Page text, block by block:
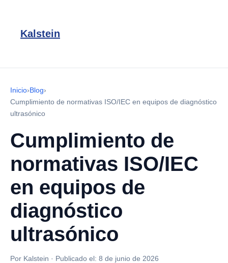
Kalstein
Inicio›Blog›
Cumplimiento de normativas ISO/IEC en equipos de diagnóstico
ultrasónico
Cumplimiento de
normativas ISO/IEC
en equipos de
diagnóstico
ultrasónico
Por Kalstein · Publicado el: 8 de junio de 2026